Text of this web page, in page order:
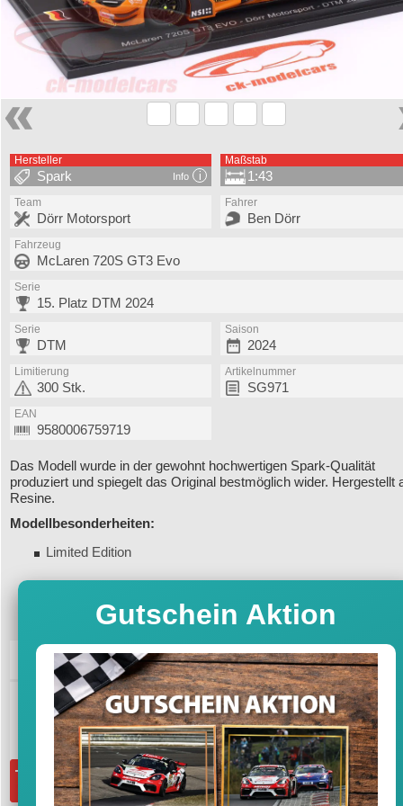
Hersteller
Info
Spark
Maßstab
1:43
Team
Dörr Motorsport
Fahrer
Ben Dörr
Fahrzeug
McLaren 720S GT3 Evo
Serie
15. Platz DTM 2024
Serie
DTM
Saison
2024
Limitierung
300 Stk.
Artikelnummer
SG971
EAN
9580006759719
Das Modell wurde in der gewohnt hochwertigen Spark-Qualität
produziert und spiegelt das Original bestmöglich wider. Hergestellt
Resine.
Modellbesonderheiten:
Limited Edition
Preis 79,95
Sofort versandfertig, Lieferfrist 1-3
inkl. MwSt. zzgl.
Menge: in den Warenkorb
Gutschein Aktion